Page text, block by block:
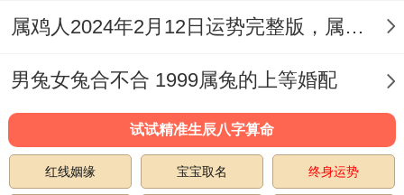
兔人没多少上进心~但假如有安稳日子就足
属鸡人2024年2月12日运势完整版，属鸡2024年2月12日今日运势如何
男兔女兔合不合 1999属兔的上等婚配
试试精准生辰八字算命
红线姻缘 宝宝取名 终身运势